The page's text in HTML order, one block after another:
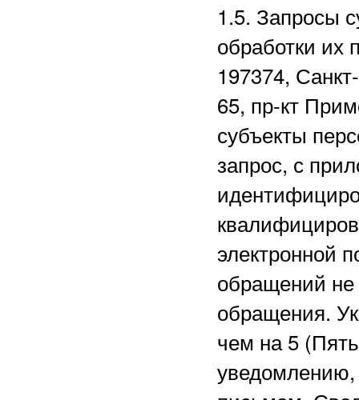
1.5. Запросы
обработки их
197374,
65, пр-кт
субъекты
запрос, с
электронной
обращений
обращения.
чем на 5
уведомлению,